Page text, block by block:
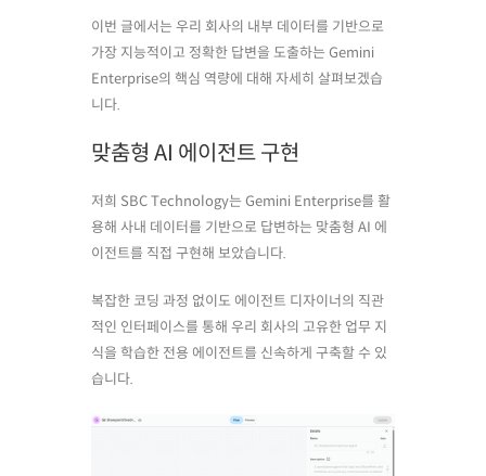
이번 글에서는 우리 회사의 내부 데이터를 기반으로
가장 지능적이고 정확한 답변을 도출하는 Gemini
Enterprise의 핵심 역량에 대해 자세히 살펴보겠습
니다.
맞춤형 AI 에이전트 구현
저희 SBC Technology는 Gemini Enterprise를 활
용해 사내 데이터를 기반으로 답변하는 맞춤형 AI 에
이전트를 직접 구현해 보았습니다.
복잡한 코딩 과정 없이도 에이전트 디자이너의 직관
적인 인터페이스를 통해 우리 회사의 고유한 업무 지
식을 학습한 전용 에이전트를 신속하게 구축할 수 있
습니다.